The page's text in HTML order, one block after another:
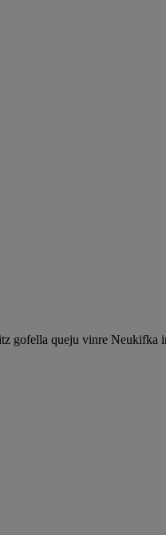
gofella queju vinre Neukifka